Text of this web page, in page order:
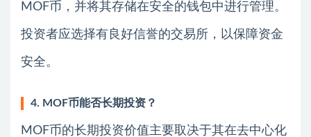
MOF币，并将其存储在安全的钱包中进行管理。
投资者应选择有良好信誉的交易所，以保障资金
安全。
4. MOF币能否长期投资？
MOF币的长期投资价值主要取决于其在去中心化